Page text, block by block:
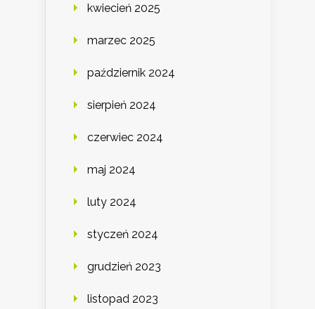
kwiecień 2025
marzec 2025
październik 2024
sierpień 2024
czerwiec 2024
maj 2024
luty 2024
styczeń 2024
grudzień 2023
listopad 2023